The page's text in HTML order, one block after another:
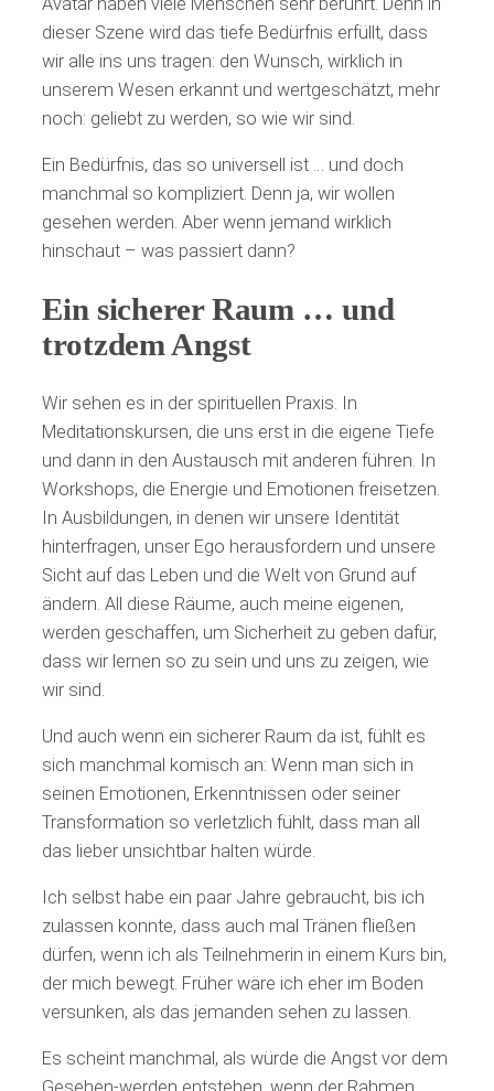
dieser Szene wird das tiefe Bedürfnis erfüllt, dass
wir alle ins uns tragen: den Wunsch, wirklich in
unserem Wesen erkannt und wertgeschätzt, mehr
noch: geliebt zu werden, so wie wir sind.
Ein Bedürfnis, das so universell ist … und doch
manchmal so kompliziert. Denn ja, wir wollen
gesehen werden. Aber wenn jemand wirklich
hinschaut – was passiert dann?
Ein sicherer Raum … und
trotzdem Angst
Wir sehen es in der spirituellen Praxis. In
Meditationskursen, die uns erst in die eigene Tiefe
und dann in den Austausch mit anderen führen. In
Workshops, die Energie und Emotionen freisetzen.
In Ausbildungen, in denen wir unsere Identität
hinterfragen, unser Ego herausfordern und unsere
Sicht auf das Leben und die Welt von Grund auf
ändern. All diese Räume, auch meine eigenen,
werden geschaffen, um Sicherheit zu geben dafür,
dass wir lernen so zu sein und uns zu zeigen, wie
wir sind.
Und auch wenn ein sicherer Raum da ist, fühlt es
sich manchmal komisch an: Wenn man sich in
seinen Emotionen, Erkenntnissen oder seiner
Transformation so verletzlich fühlt, dass man all
das lieber unsichtbar halten würde.
Ich selbst habe ein paar Jahre gebraucht, bis ich
zulassen konnte, dass auch mal Tränen fließen
dürfen, wenn ich als Teilnehmerin in einem Kurs bin,
der mich bewegt. Früher wäre ich eher im Boden
versunken, als das jemanden sehen zu lassen.
Es scheint manchmal, als würde die Angst vor dem